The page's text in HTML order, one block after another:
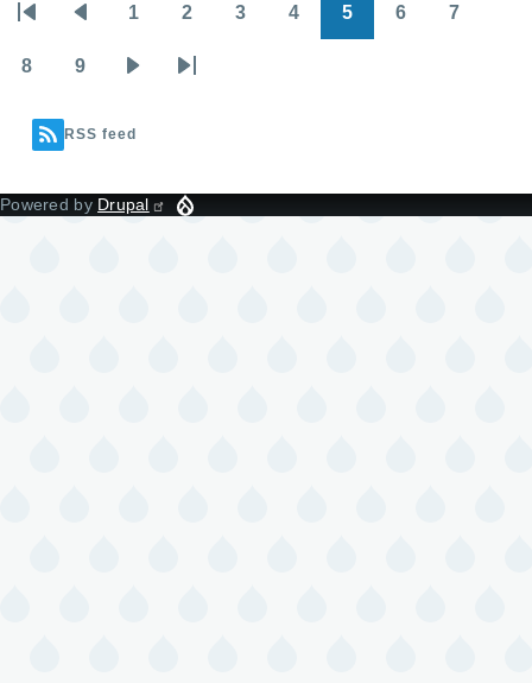
Pagination
page
page
1 2 3 4 5 6 7
8 9
Last
RSS feed
Powered by Drupal